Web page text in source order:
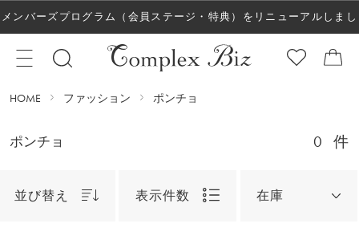
メンバーズプログラム（会員ステージ・特典）をリニューアルしまし
た！
HOME ファッション ポンチョ
ポンチョ 0 件
並び替え 表示件数 在庫